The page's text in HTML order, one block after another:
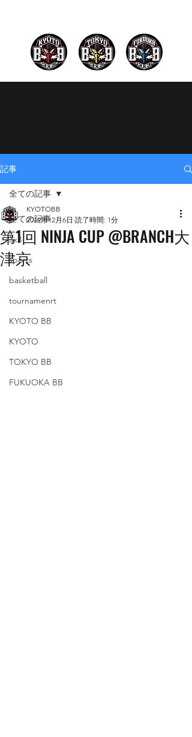
記事
全ての記事
3x3
sports
basketball
tournamenrt
KYOTO BB
KYOTO
TOKYO BB
FUKUOKA BB
全ての記事
第1回 NINJA CUP @BRANCH大
津京
KYOTOBB
2019年12月6日 読了時間: 1分